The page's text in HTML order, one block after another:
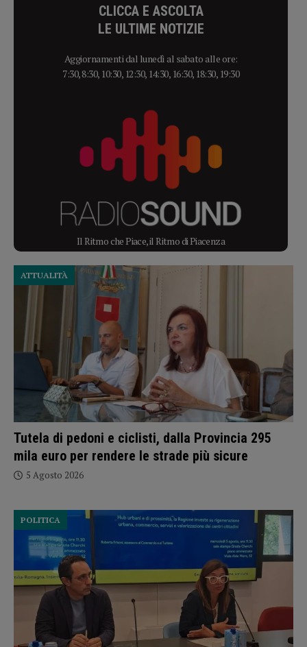
CLICCA E ASCOLTA
LE ULTIME NOTIZIE
Aggiornamenti dal lunedì al sabato alle ore:
7:30, 8:30, 10:30, 12:30, 14:30, 16:30, 18:30, 19:30
Il Ritmo che Piace, il Ritmo di Piacenza
Tutela di pedoni e ciclisti, dalla Provincia 295
mila euro per rendere le strade più sicure
ATTUALITÀ
5 Agosto 2026
POLITICA